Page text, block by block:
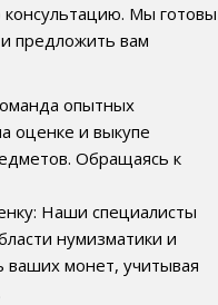
Мы готовы
предложить вам
опытных
оценке и выкупе
Обращаясь к
Наши специалисты
нумизматики и
монет, учитывая